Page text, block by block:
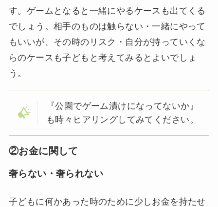
す。ゲームとなると一緒にやるケースも出てくる
でしょう。相手のものは触らない・一緒にやって
もいいが、その時のリスク・自分が持っていくな
らのケースも子どもと考えてみるとよいでしょ
う。
『公園でゲーム漬けになってないか』
も時々ヒアリングしてみてください。
②お金に関して
奢らない・奢られない
子どもに何かあった時のために少しお金を持たせ